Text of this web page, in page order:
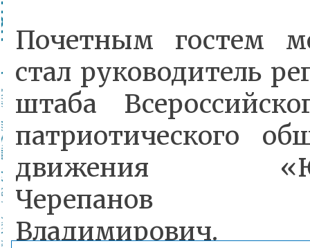
Почетным гостем
стал руководитель
штаба
патриотического
движения
Черепанов
Владимирович.